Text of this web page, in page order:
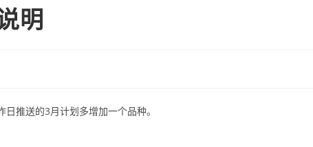
明
推送的3月计划多增加一个品种。